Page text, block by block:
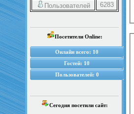
Пользователей
6283
Посетители Online:
Онлайн всего: 10
Гостей: 10
Пользователей: 0
Сегодня посетили сайт: